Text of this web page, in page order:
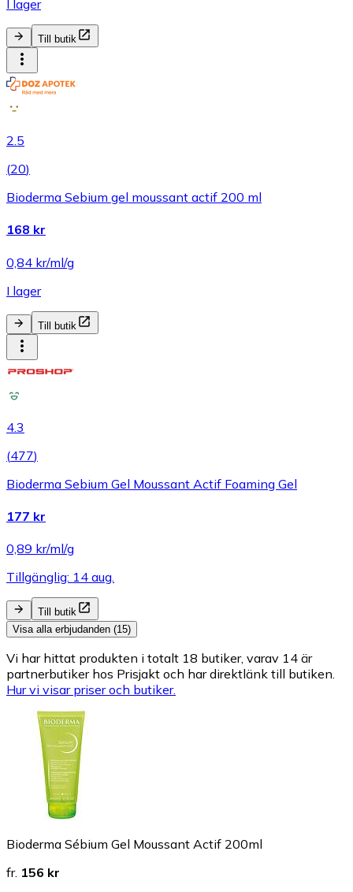
I lager
Till butik
2.5
(20)
Bioderma Sebium gel moussant actif 200 ml
168 kr
0,84 kr/ml/g
I lager
Till butik
4.3
(477)
Bioderma Sebium Gel Moussant Actif Foaming Gel
177 kr
0,89 kr/ml/g
Tillgänglig: 14 aug.
Till butik
Visa alla erbjudanden (15)
Vi har hittat produkten i totalt 18 butiker, varav 14 är
partnerbutiker hos Prisjakt och har direktlänk till butiken.
Hur vi visar priser och butiker.
Bioderma Sébium Gel Moussant Actif 200ml
fr. 156 kr